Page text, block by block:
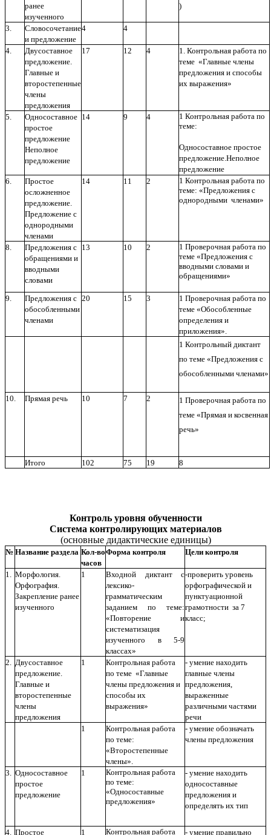
ранее
изученного
)
3.
Словосочетание
и предложение
4 4
4.
Двусоставное
предложение.
Главные и
второстепенные
члены
предложения
17 12 4
1. Контрольная работа по
теме «Главные члены
предложения и способы
их выражения»
5.
Односоставное
простое
предложение
Неполное
предложение
14 9 4
1 Контрольная работа по
теме:
Односоставное простое
предложение.Неполное
предложение
6.
Простое
осложненное
предложение.
Предложение с
однородными
членами
14 11 2
1 Контрольная работа по
теме: «Предложения с
однородными членами»
8.
Предложения с
обращениями и
вводными
словами
13 10 2
1 Проверочная работа по
теме «Предложения с
вводными словами и
обращениями»
9.
Предложения с
обособленными
членами
20 15 3
1 Проверочная работа по
теме «Обособленные
определения и
приложения».
1 Контрольный диктант
по теме «Предложения с
обособленными членами»
10. Прямая речь 10 7 2
1 Проверочная работа по
теме «Прямая и косвенная
речь»
Итого 102 75 19 8
Контроль уровня обученности
Система контролирующих материалов
(основные дидактические единицы)
№ Название раздела Кол-во
часов
Форма контроля Цели контроля
1.
Морфология.
Орфография.
Закрепление ранее
изученного
1
Входной диктант с
лексико-
грамматическим
заданием по теме:
«Повторение и
систематизация
изученного в 5-9
классах»
-проверить уровень
орфографической и
пунктуационной
грамотности за 7
класс;
2.
Двусоставное
предложение.
Главные и
второстепенные
члены
предложения
1
Контрольная работа
по теме «Главные
члены предложения и
способы их
выражения»
- умение находить
главные члены
предложения,
выраженные
различными частями
речи
1
Контрольная работа
по теме:
«Второстепенные
члены».
- умение обозначать
члены предложения
3.
Односоставное
простое
предложение
1
Контрольная работа
по теме:
«Односоставные
предложения»
- умение находить
односоставные
предложения и
определять их тип
4. Простое
1
Контрольная работа
- умение правильно